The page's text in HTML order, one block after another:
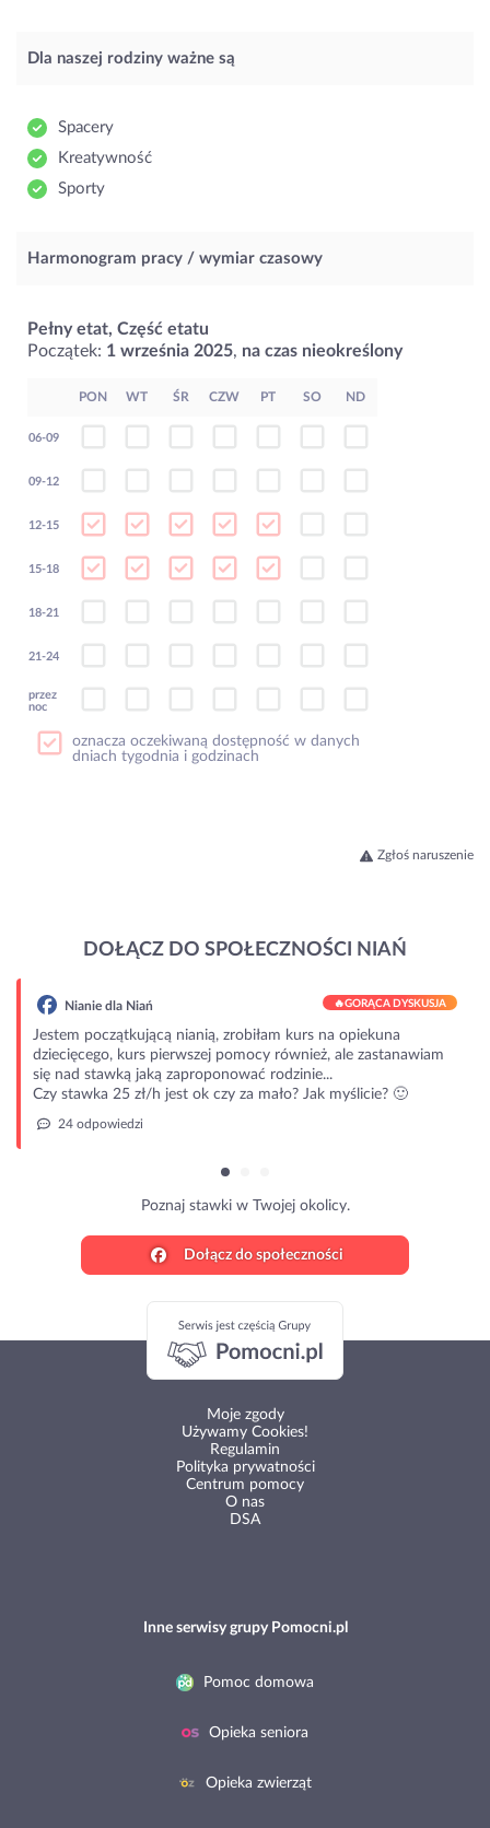
Dla naszej rodziny ważne są
Spacery
Kreatywność
Sporty
Harmonogram pracy / wymiar czasowy
Pełny etat, Część etatu
Początek: 1 września 2025, na czas nieokreślony
PON WT ŚR CZW PT SO ND
06-09
09-12
12-15
15-18
18-21
21-24
przez
noc
oznacza oczekiwaną dostępność w danych
dniach tygodnia i godzinach
Zgłoś naruszenie
DOŁĄCZ DO SPOŁECZNOŚCI NIAŃ
Nianie dla Niań 🔥GORĄCA DYSKUSJA
Jestem początkującą nianią, zrobiłam kurs na opiekuna
dziecięcego, kurs pierwszej pomocy również, ale zastanawiam
się nad stawką jaką zaproponować rodzinie...
Czy stawka 25 zł/h jest ok czy za mało? Jak myślicie? 🙂
24 odpowiedzi
Poznaj stawki w Twojej okolicy.
Dołącz do społeczności
Moje zgody
Używamy Cookies!
Regulamin
Polityka prywatności
Centrum pomocy
O nas
DSA
Inne serwisy grupy Pomocni.pl
Pomoc domowa
Opieka seniora
Opieka zwierząt